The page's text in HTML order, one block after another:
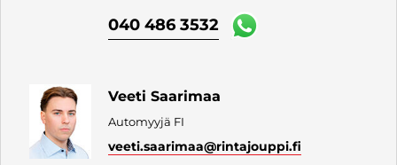
040 486 3532
Veeti Saarimaa
Automyyjä FI
veeti.saarimaa@rintajouppi.fi